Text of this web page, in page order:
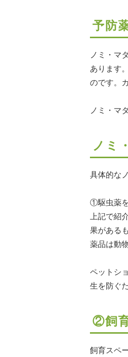
予防
ノミ・マ
あります
のです。
ノミ・マ
ノミ
具体的な
①駆虫薬
上記で紹
果がある
薬品は動
ペットシ
生を防ぐ
②飼
飼育スペ